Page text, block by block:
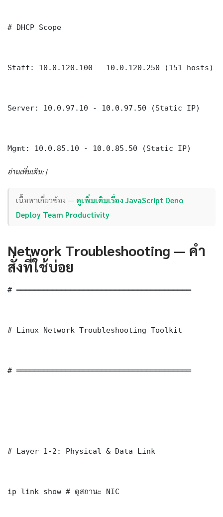
# DHCP Scope
Staff: 10.0.120.100 - 10.0.120.250 (151 hosts)
Server: 10.0.97.10 - 10.0.97.50 (Static IP)
Mgmt: 10.0.85.10 - 10.0.85.50 (Static IP)
อ่านเพิ่มเติม: |
เนื้อหาเกี่ยวข้อง — ดูเพิ่มเติมเรื่อง JavaScript Deno
Deploy Team Productivity
Network Troubleshooting — คำ
สั่งที่ใช้บ่อย
# ═══════════════════════════════════════
# Linux Network Troubleshooting Toolkit
# ═══════════════════════════════════════
# Layer 1-2: Physical & Data Link
ip link show # ดูสถานะ NIC